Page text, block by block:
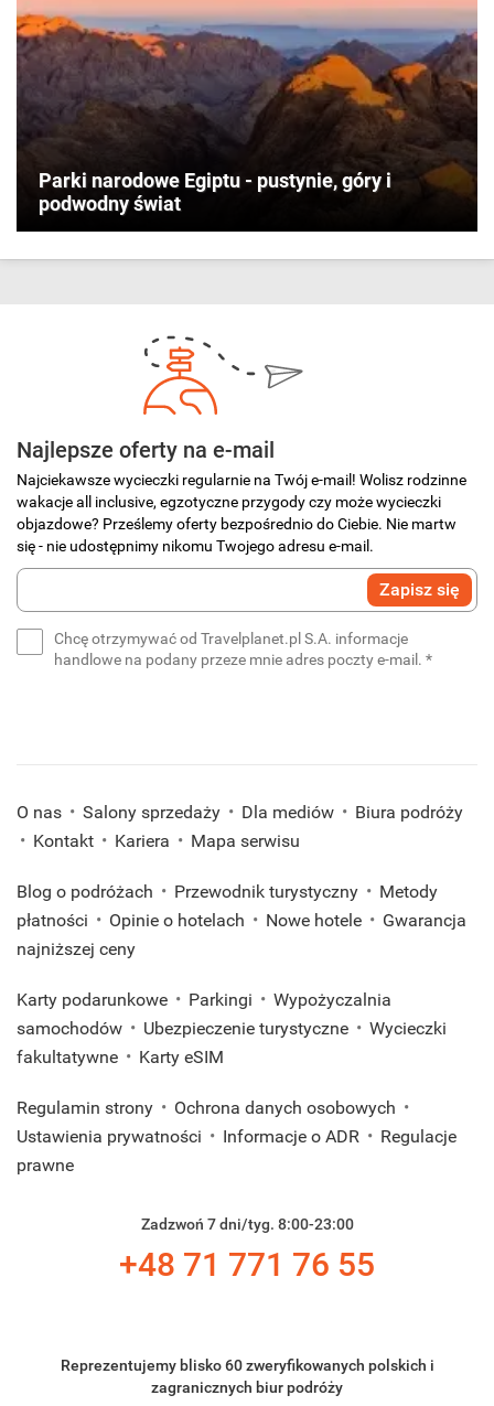
Parki narodowe Egiptu - pustynie, góry i
podwodny świat
Najlepsze oferty na e-mail
Najciekawsze wycieczki regularnie na Twój e-mail! Wolisz rodzinne
wakacje all inclusive, egzotyczne przygody czy może wycieczki
objazdowe? Prześlemy oferty bezpośrednio do Ciebie. Nie martw
się - nie udostępnimy nikomu Twojego adresu e-mail.
Wprowadź
swój
Zapisz się
Chcę otrzymywać od Travelplanet.pl S.A. informacje
handlowe na podany przeze mnie adres poczty e-mail. *
O nas Salony sprzedaży Dla mediów
Biura podróży
Kontakt
Kariera Mapa serwisu
Blog o podróżach Przewodnik turystyczny
Metody
płatności
Opinie o hotelach Nowe hotele
Gwarancja
najniższej ceny
Karty podarunkowe Parkingi
Wypożyczalnia
samochodów
Ubezpieczenie turystyczne
Wycieczki
fakultatywne
Karty eSIM
Regulamin strony
Ochrona danych osobowych
Ustawienia prywatności
Informacje o ADR
Regulacje
prawne
Zadzwoń 7 dni/tyg. 8:00-23:00
+48 71 771 76 55
Reprezentujemy blisko 60 zweryfikowanych polskich i
zagranicznych biur podróży